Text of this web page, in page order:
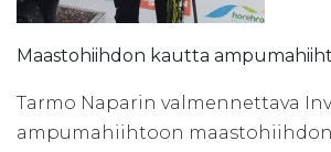
Maastohiihdon kautta
Tarmo Naparin valmennettava
ampumahiihtoon maastohiihdon